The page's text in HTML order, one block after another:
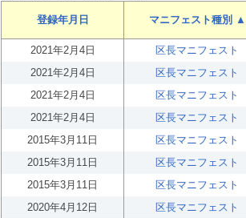
登録年月日 マニフェスト種別 ▲
2021年2月4日
区長マニフェスト
2021年2月4日
区長マニフェスト
2021年2月4日
区長マニフェスト
2021年2月4日
区長マニフェスト
2015年3月11日
区長マニフェスト
2015年3月11日
区長マニフェスト
2015年3月11日
区長マニフェスト
2020年4月12日
区長マニフェスト